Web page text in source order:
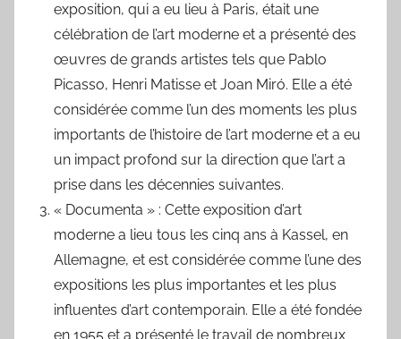
exposition, qui a eu lieu à Paris, était une
célébration de l’art moderne et a présenté des
œuvres de grands artistes tels que Pablo
Picasso, Henri Matisse et Joan Miró. Elle a été
considérée comme l’un des moments les plus
importants de l’histoire de l’art moderne et a eu
un impact profond sur la direction que l’art a
prise dans les décennies suivantes.
« Documenta » : Cette exposition d’art
moderne a lieu tous les cinq ans à Kassel, en
Allemagne, et est considérée comme l’une des
expositions les plus importantes et les plus
influentes d’art contemporain. Elle a été fondée
en 1955 et a présenté le travail de nombreux